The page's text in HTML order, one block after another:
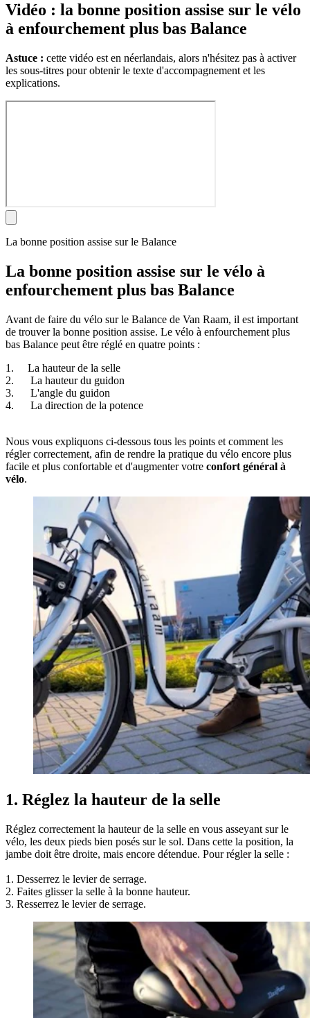
Vidéo : la bonne position assise sur le vélo
à enfourchement plus bas Balance
Astuce : cette vidéo est en néerlandais, alors n'hésitez pas à activer
les sous-titres pour obtenir le texte d'accompagnement et les
explications.
La bonne position assise sur le Balance
La bonne position assise sur le vélo à
enfourchement plus bas Balance
Avant de faire du vélo sur le Balance de Van Raam, il est important
de trouver la bonne position assise. Le vélo à enfourchement plus
bas Balance peut être réglé en quatre points :
1. La hauteur de la selle
2. La hauteur du guidon
3. L'angle du guidon
4. La direction de la potence
Nous vous expliquons ci-dessous tous les points et comment les
régler correctement, afin de rendre la pratique du vélo encore plus
facile et plus confortable et d'augmenter votre confort général à
vélo.
1. Réglez la hauteur de la selle
Réglez correctement la hauteur de la selle en vous asseyant sur le
vélo, les deux pieds bien posés sur le sol. Dans cette la position, la
jambe doit être droite, mais encore détendue. Pour régler la selle :
1. Desserrez le levier de serrage.
2. Faites glisser la selle à la bonne hauteur.
3. Resserrez le levier de serrage.